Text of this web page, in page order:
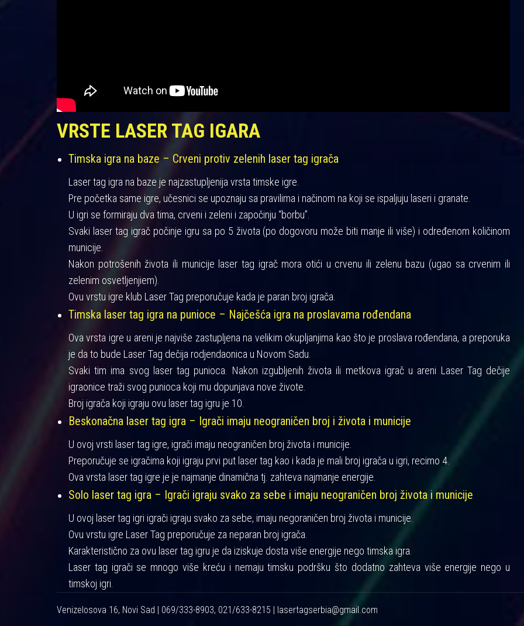
VRSTE LASER TAG IGARA
Timska igra na baze – Crveni protiv zelenih laser tag igrača
Laser tag igra na baze je najzastupljenija vrsta timske igre.
Pre početka same igre, učesnici se upoznaju sa pravilima i načinom na koji se ispaljuju laseri i granate.
U igri se formiraju dva tima, crveni i zeleni i započinju “borbu”.
Svaki laser tag igrač počinje igru sa po 5 života (po dogovoru može biti manje ili više) i određenom količinom
municije.
Nakon potrošenih života ili municije laser tag igrač mora otići u crvenu ili zelenu bazu (ugao sa crvenim ili
zelenim osvetljenjiem).
Ovu vrstu igre klub Laser Tag preporučuje kada je paran broj igrača.
Timska laser tag igra na punioce – Najčešća igra na proslavama rođendana
Ova vrsta igre u areni je najviše zastupljena na velikim okupljanjima kao što je proslava rođendana, a preporuka
je da to bude Laser Tag dečija rodjendaonica u Novom Sadu.
Svaki tim ima svog laser tag punioca. Nakon izgubljenih života ili metkova igrač u areni Laser Tag dečije
igraonice traži svog punioca koji mu dopunjava nove živote.
Broj igrača koji igraju ovu laser tag igru je 10.
Beskonačna laser tag igra – Igrači imaju neograničen broj i života i municije
U ovoj vrsti laser tag igre, igrači imaju neograničen broj života i municije.
Preporučuje se igračima koji igraju prvi put laser tag kao i kada je mali broj igrača u igri, recimo 4.
Ova vrsta laser tag igre je je najmanje dinamična tj. zahteva najmanje energije.
Solo laser tag igra – Igrači igraju svako za sebe i imaju neograničen broj života i municije
U ovoj laser tag igri igrači igraju svako za sebe, imaju negoraničen broj života i municije.
Ovu vrstu igre Laser Tag preporučuje za neparan broj igrača.
Karakteristično za ovu laser tag igru je da iziskuje dosta više energije nego timska igra.
Laser tag igrači se mnogo više kreću i nemaju timsku podršku što dodatno zahteva više energije nego u
timskoj igri.
Venizelosova 16, Novi Sad | 069/333-8903, 021/633-8215 | lasertagserbia@gmail.com